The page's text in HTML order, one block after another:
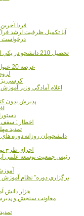
فردا
آیا تکمیل ظرفیت ارشد
درخواست 29 رشته کارشناسي ارشد بررسي مي شود
تحصيل 210 دانشجو در يکي از نوپاترين دانشکده‌هاي علوم پزشکي کشور
عرضه 20 عنوان کتاب با موضوع سبک زندگي به دانشگاه‌ها
18 کرسي
اعلام آمادگي وزير
پذيرش بدون
اخطار : سقف
تمدید
دانشجويان روزانه دوره
اجراي طرح توسعه
رئيس جمعيت توسعه علمي
برگزاري دوره" نظام
40 هزار دانش
معاونت سنجش و